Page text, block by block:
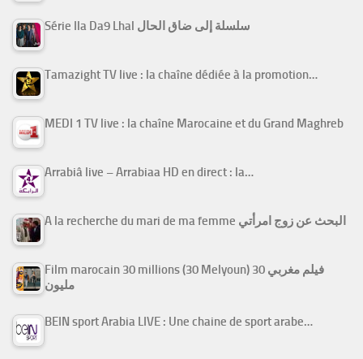
Série Ila Da9 Lhal سلسلة إلى ضاق الحال
Tamazight TV live : la chaîne dédiée à la promotion…
MEDI 1 TV live : la chaîne Marocaine et du Grand Maghreb
Arrabiâ live – Arrabiaa HD en direct : la…
A la recherche du mari de ma femme البحث عن زوج امرأتي
Film marocain 30 millions (30 Melyoun) فيلم مغربي 30
مليون
BEIN sport Arabia LIVE : Une chaine de sport arabe…